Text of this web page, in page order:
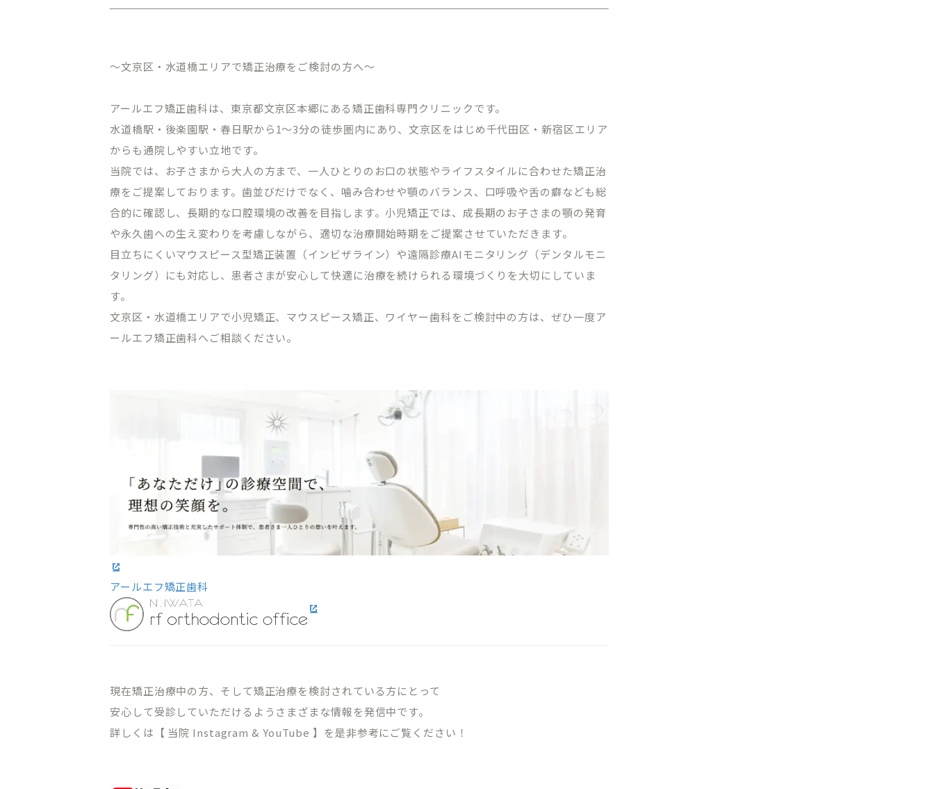
～文京区・水道橋エリアで矯正治療をご検討の方へ～
アールエフ矯正歯科は、東京都文京区本郷にある矯正歯科専門クリニックです。
水道橋駅・後楽園駅・春日駅から1～3分の徒歩圏内にあり、文京区をはじめ千代田区・新宿区エリア
からも通院しやすい立地です。
当院では、お子さまから大人の方まで、一人ひとりのお口の状態やライフスタイルに合わせた矯正治
療をご提案しております。歯並びだけでなく、噛み合わせや顎のバランス、口呼吸や舌の癖なども総
合的に確認し、長期的な口腔環境の改善を目指します。小児矯正では、成長期のお子さまの顎の発育
や永久歯への生え変わりを考慮しながら、適切な治療開始時期をご提案させていただきます。
目立ちにくいマウスピース型矯正装置（インビザライン）や遠隔診療AIモニタリング（デンタルモニ
タリング）にも対応し、患者さまが安心して快適に治療を続けられる環境づくりを大切にしていま
す。
文京区・水道橋エリアで小児矯正、マウスピース矯正、ワイヤー歯科をご検討中の方は、ぜひ一度ア
ールエフ矯正歯科へご相談ください。
アールエフ矯正歯科
現在矯正治療中の方、そして矯正治療を検討されている方にとって
安心して受診していただけるようさまざまな情報を発信中です。
詳しくは【 当院 Instagram & YouTube 】を是非参考にご覧ください！
CLINIC CONTENTS
オンライン初診相談
クリニックブログ
プライバシーポリシー
TREATMENT CONTENTS
［平日］10:00～13:30、15:00～18:30/［土日］9:00～17:30
［休診日］月・金・祝日・隔週日曜